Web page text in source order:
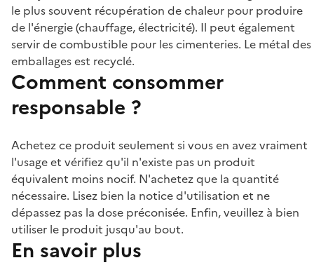
le plus souvent récupération de chaleur pour produire
de l'énergie (chauffage, électricité). Il peut également
servir de combustible pour les cimenteries. Le métal des
emballages est recyclé.
Comment consommer
responsable ?
Achetez ce produit seulement si vous en avez vraiment
l'usage et vérifiez qu'il n'existe pas un produit
équivalent moins nocif. N'achetez que la quantité
nécessaire. Lisez bien la notice d'utilisation et ne
dépassez pas la dose préconisée. Enfin, veuillez à bien
utiliser le produit jusqu'au bout.
En savoir plus